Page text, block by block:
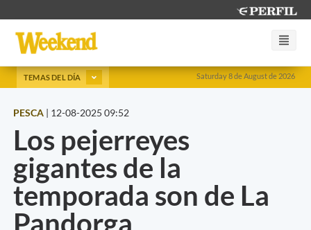
Saturday 8 de August de 2026
TEMAS DEL DÍA
PESCA | 12-08-2025 09:52
Los pejerreyes
gigantes de la
temporada son de La
Pandorga